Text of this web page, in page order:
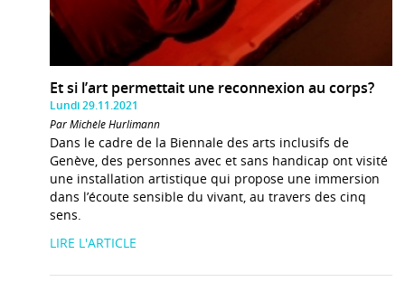
Et si l’art permettait une reconnexion au corps?
Lundi 29.11.2021
Par Michèle Hurlimann
Dans le cadre de la Biennale des arts inclusifs de
Genève, des personnes avec et sans handicap ont visité
une installation artistique qui propose une immersion
dans l’écoute sensible du vivant, au travers des cinq
sens.
LIRE L'ARTICLE